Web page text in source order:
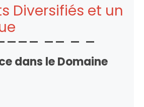
Diversifiés et un
dans le Domaine